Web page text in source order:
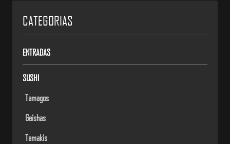
CATEGORIAS
ENTRADAS
SUSHI
Tamagos
Geishas
Temakis